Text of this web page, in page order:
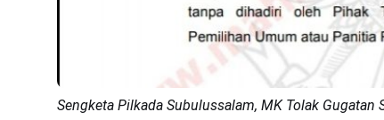
Sengketa Pilkada Subulussalam, MK Tolak Gugatan